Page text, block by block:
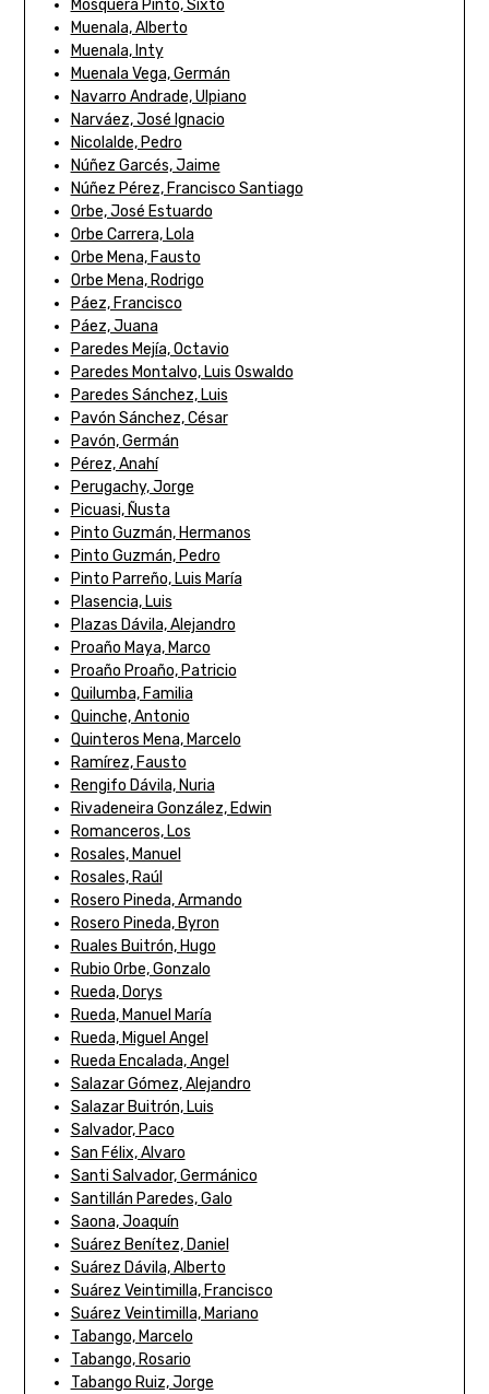
Mosquera Pinto, Sixto
Muenala, Alberto
Muenala, Inty
Muenala Vega, Germán
Navarro Andrade, Ulpiano
Narváez, José Ignacio
Nicolalde, Pedro
Núñez Garcés, Jaime
Núñez Pérez, Francisco Santiago
Orbe, José Estuardo
Orbe Carrera, Lola
Orbe Mena, Fausto
Orbe Mena, Rodrigo
Páez, Francisco
Páez, Juana
Paredes Mejía, Octavio
Paredes Montalvo, Luis Oswaldo
Paredes Sánchez, Luis
Pavón Sánchez, César
Pavón, Germán
Pérez, Anahí
Perugachy, Jorge
Picuasi, Ñusta
Pinto Guzmán, Hermanos
Pinto Guzmán, Pedro
Pinto Parreño, Luis María
Plasencia, Luis
Plazas Dávila, Alejandro
Proaño Maya, Marco
Proaño Proaño, Patricio
Quilumba, Familia
Quinche, Antonio
Quinteros Mena, Marcelo
Ramírez, Fausto
Rengifo Dávila, Nuria
Rivadeneira González, Edwin
Romanceros, Los
Rosales, Manuel
Rosales, Raúl
Rosero Pineda, Armando
Rosero Pineda, Byron
Ruales Buitrón, Hugo
Rubio Orbe, Gonzalo
Rueda, Dorys
Rueda, Manuel María
Rueda, Miguel Angel
Rueda Encalada, Angel
Salazar Gómez, Alejandro
Salazar Buitrón, Luis
Salvador, Paco
San Félix, Alvaro
Santi Salvador, Germánico
Santillán Paredes, Galo
Saona, Joaquín
Suárez Benítez, Daniel
Suárez Dávila, Alberto
Suárez Veintimilla, Francisco
Suárez Veintimilla, Mariano
Tabango, Marcelo
Tabango, Rosario
Tabango Ruiz, Jorge